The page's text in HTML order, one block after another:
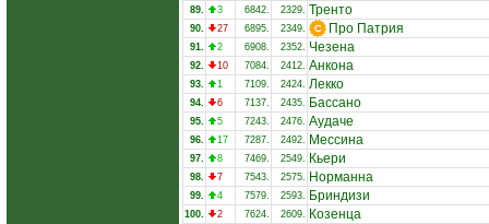
89. 3 6842. 2329. Тренто
90. 27 6895. 2349. Про Патрия
91. 2 6908. 2352. Чезена
92. 10 7084. 2412. Анкона
93. 1 7109. 2424. Лекко
94. 6 7137. 2435. Бассано
95. 5 7243. 2476. Аудаче
96. 17 7287. 2492. Мессина
97. 8 7469. 2549. Кьери
98. 7 7543. 2575. Норманна
99. 4 7579. 2593. Бриндизи
100. 2 7624. 2609. Козенца